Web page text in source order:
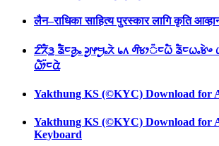
लैन–राधिका साहित्य पुरस्कार लागि कृति
ᤁᤡᤖᤠᤋ᤻ ᤕᤠᤠᤰᤌᤢᤱ ᤆᤢᤶᤗᤢᤱᤖᤧ ᥇᥈ ᤛᤡᤃᤣ᤺ᤰᤐᤠ ᤕᤠᤰᤐᤱᤃᤧᤴ
ᤐᤥ᤺ᤰᤂᤧ
Yakthung KS (©KYC) Download for
Yakthung KS (©KYC) Download for
Keyboard